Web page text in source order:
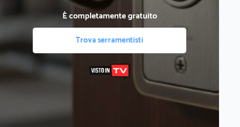
È completamente gratuito
Trova serramentisti